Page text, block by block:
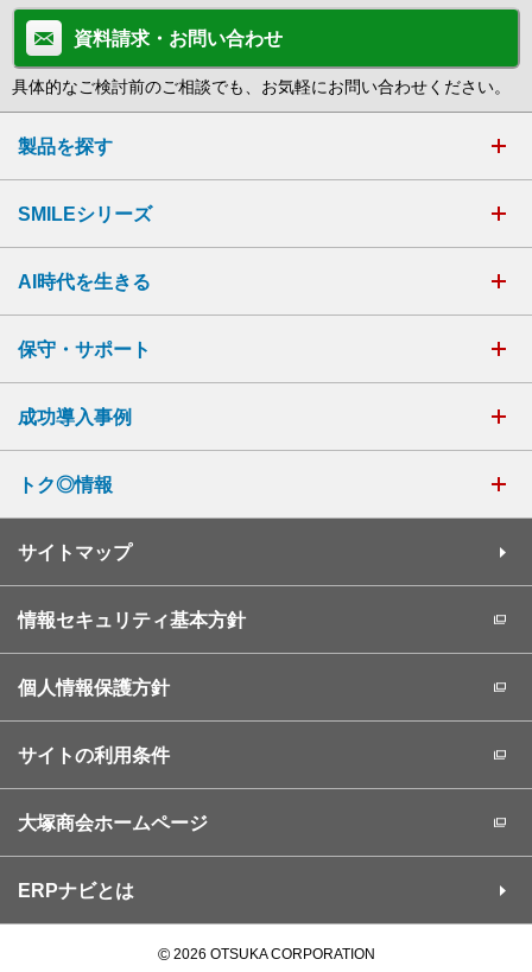
資料請求・お問い合わせ
具体的なご検討前のご相談でも、お気軽にお問い合わせください。
製品を探す
SMILEシリーズ
AI時代を生きる
保守・サポート
成功導入事例
トク◎情報
サイトマップ
情報セキュリティ基本方針
個人情報保護方針
サイトの利用条件
大塚商会ホームページ
ERPナビとは
©2026 OTSUKA CORPORATION